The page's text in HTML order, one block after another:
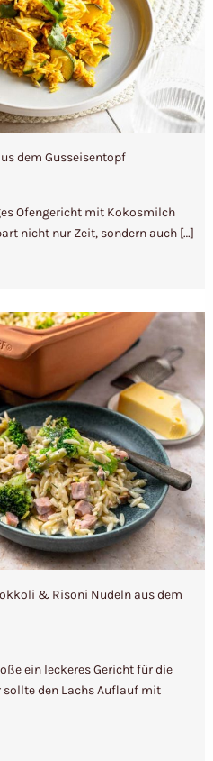
dem Gusseisentopf
Ofengericht mit Kokosmilch
nicht nur Zeit, sondern auch […]
& Risoni Nudeln aus dem
ein leckeres Gericht für die
den Lachs Auflauf mit